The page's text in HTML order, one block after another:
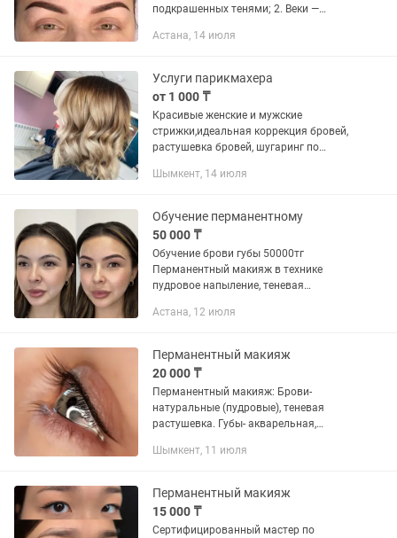
подкрашенных тенями; 2. Веки —
СТРЕЛОЧКИ; 3. Губы — акварельная
дней,...
Астана, 14 июля
Услуги парикмахера
от 1 000 ₸
Красивые женские и мужские
стрижки,идеальная коррекция бровей,
растушевка бровей, шугаринг по
Шымкент, 14 июля
Обучение перманентному
50 000 ₸
Обучение брови губы 50000тг
Перманентный макияж в технике
пудровое напыление, теневая
пиксельное напыление, акварельная
Отработка на...
Астана, 12 июля
Перманентный макияж
20 000 ₸
Перманентный макияж: Брови-
натуральные (пудровые), теневая
растушевка. Губы- акварельная,
межресничка, стрелочки. Удаление
Без боли,...
Шымкент, 11 июля
Перманентный макияж
15 000 ₸
Сертифицированный мастер по